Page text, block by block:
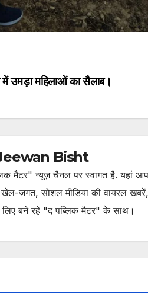
उमड़ा महिलाओं का सैलाब।
Bisht
मैटर" न्यूज़ चैनल पर स्वागत है. यहां
खेल-जगत, सोशल मीडिया की वायरल
बने रहे "द पब्लिक मैटर" के साथ।